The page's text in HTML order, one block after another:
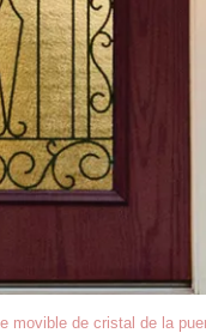
movible de cristal de la